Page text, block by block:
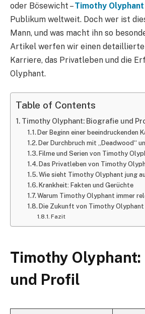
oder Bösewicht –Timothy Olyphant
Publikum weltweit. Doch wer ist
Mann, und was macht ihn so
Artikel werfen wir einen
Karriere, das Privatleben und die
Olyphant.
Table of Contents
Timothy Olyphant: Biografie und
Der Beginn einer beeindruckenden
Der Durchbruch mit „Deadwood“
Filme und Serien von Timothy
Das Privatleben von Timothy
Wie sieht Timothy Olyphant jung
Krankheit: Fakten und Gerüchte
Warum Timothy Olyphant immer
Die Zukunft von Timothy Olyphant
Fazit
Timothy
und Profil